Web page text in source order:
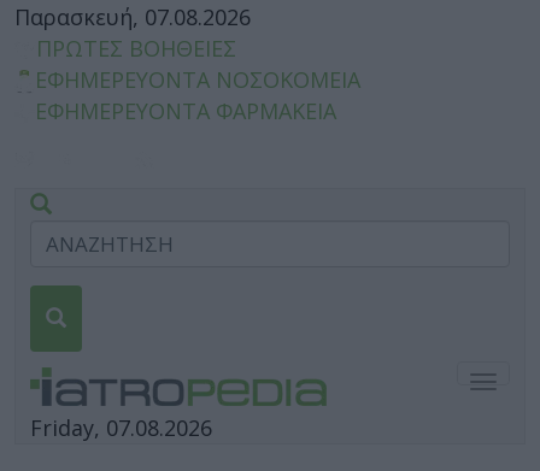
Παρασκευή, 07.08.2026
ΠΡΩΤΕΣ ΒΟΗΘΕΙΕΣ
ΕΦΗΜΕΡΕΥΟΝΤΑ ΝΟΣΟΚΟΜΕΙΑ
ΕΦΗΜΕΡΕΥΟΝΤΑ ΦΑΡΜΑΚΕΙΑ
Friday, 07.08.2026